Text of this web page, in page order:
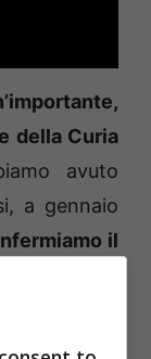
della Curia
avuto
a gennaio
il